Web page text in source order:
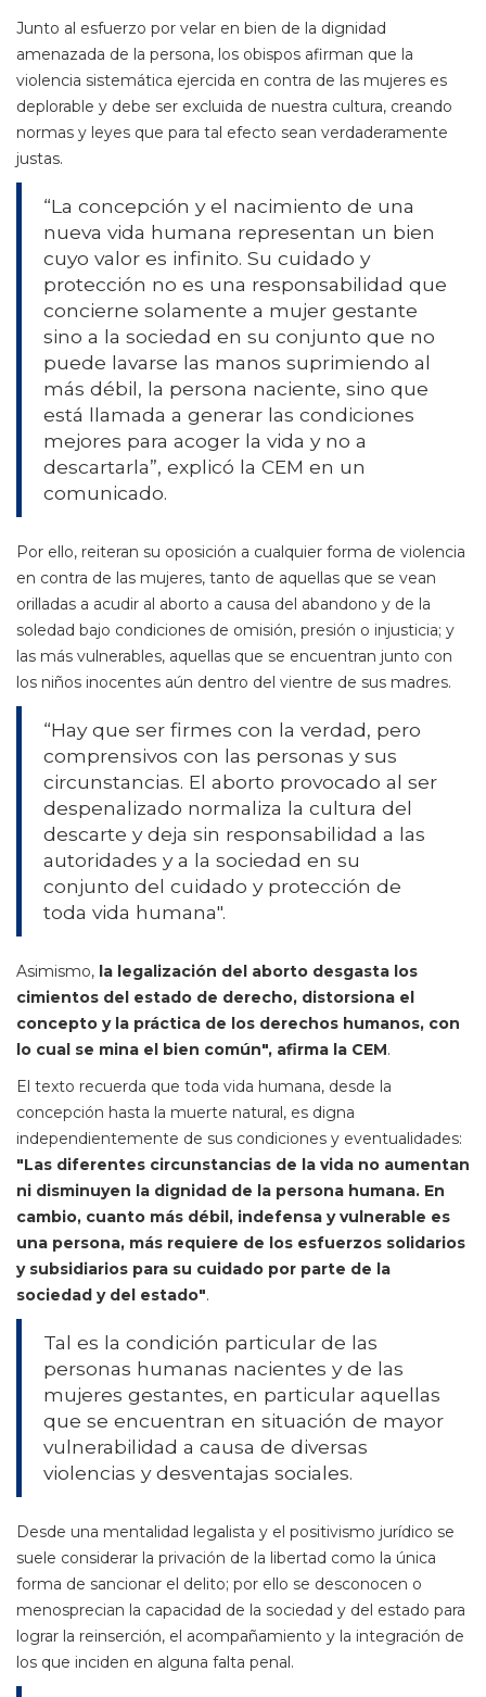
Junto al esfuerzo por velar en bien de la dignidad
amenazada de la persona, los obispos afirman que la
violencia sistemática ejercida en contra de las mujeres es
deplorable y debe ser excluida de nuestra cultura, creando
normas y leyes que para tal efecto sean verdaderamente
justas.
“La concepción y el nacimiento de una
nueva vida humana representan un bien
cuyo valor es infinito. Su cuidado y
protección no es una responsabilidad que
concierne solamente a mujer gestante
sino a la sociedad en su conjunto que no
puede lavarse las manos suprimiendo al
más débil, la persona naciente, sino que
está llamada a generar las condiciones
mejores para acoger la vida y no a
descartarla”, explicó la CEM en un
comunicado.
Por ello, reiteran su oposición a cualquier forma de violencia
en contra de las mujeres, tanto de aquellas que se vean
orilladas a acudir al aborto a causa del abandono y de la
soledad bajo condiciones de omisión, presión o injusticia; y
las más vulnerables, aquellas que se encuentran junto con
los niños inocentes aún dentro del vientre de sus madres.
“Hay que ser firmes con la verdad, pero
comprensivos con las personas y sus
circunstancias. El aborto provocado al ser
despenalizado normaliza la cultura del
descarte y deja sin responsabilidad a las
autoridades y a la sociedad en su
conjunto del cuidado y protección de
toda vida humana".
Asimismo, la legalización del aborto desgasta los
cimientos del estado de derecho, distorsiona el
concepto y la práctica de los derechos humanos, con
lo cual se mina el bien común", afirma la CEM.
El texto recuerda que toda vida humana, desde la
concepción hasta la muerte natural, es digna
independientemente de sus condiciones y eventualidades:
"Las diferentes circunstancias de la vida no aumentan
ni disminuyen la dignidad de la persona humana. En
cambio, cuanto más débil, indefensa y vulnerable es
una persona, más requiere de los esfuerzos solidarios
y subsidiarios para su cuidado por parte de la
sociedad y del estado".
Tal es la condición particular de las
personas humanas nacientes y de las
mujeres gestantes, en particular aquellas
que se encuentran en situación de mayor
vulnerabilidad a causa de diversas
violencias y desventajas sociales.
Desde una mentalidad legalista y el positivismo jurídico se
suele considerar la privación de la libertad como la única
forma de sancionar el delito; por ello se desconocen o
menosprecian la capacidad de la sociedad y del estado para
lograr la reinserción, el acompañamiento y la integración de
los que inciden en alguna falta penal.